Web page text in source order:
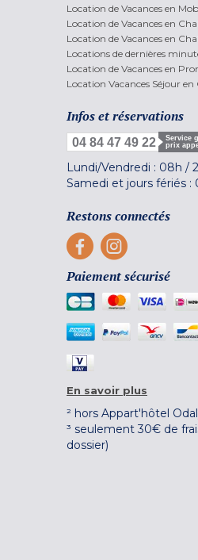
Location de Vacances en
Location de Vacances en
Location de Vacances en
Locations de dernières
Location de Vacances en
Location Vacances Séjour
Infos et réservations
04 84 47 49 22
Service
prix
Lundi/Vendredi : 08h /
Samedi et jours fériés :
Restons connectés
Paiement sécurisé
En savoir plus
² hors Appart'hôtel
³ seulement 30€ de
dossier)